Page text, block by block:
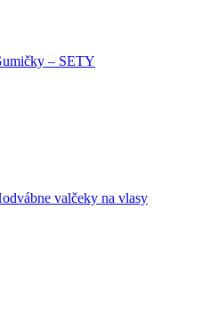
– SETY
valčeky na vlasy